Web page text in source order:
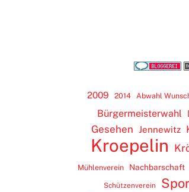
2009 2014 Abwahl
Bürgermeisterwahl
Gesehen Jennewitz
Kroepelin
Mühlenverein Nachbarschaft
Schützenverein